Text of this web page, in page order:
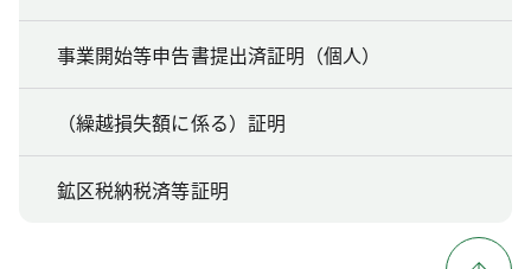
事業開始等申告書提出済証明（個人）
（繰越損失額に係る）証明
鉱区税納税済等証明